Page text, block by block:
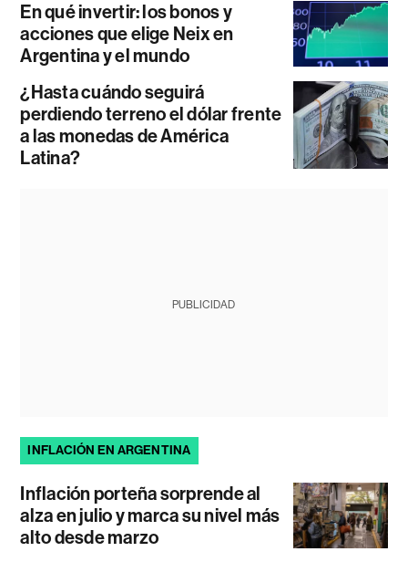
En qué invertir: los bonos y
acciones que elige Neix en
Argentina y el mundo
¿Hasta cuándo seguirá
perdiendo terreno el dólar frente
a las monedas de América
Latina?
PUBLICIDAD
INFLACIÓN EN ARGENTINA
Inflación porteña sorprende al
alza en julio y marca su nivel más
alto desde marzo